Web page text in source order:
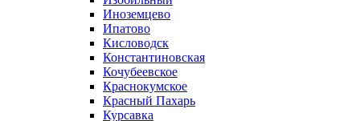
Иноземцево
Ипатово
Кисловодск
Константиновская
Кочубеевское
Краснокумское
Красный Пахарь
Курсавка